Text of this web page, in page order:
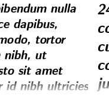
ridiculus mus. Nulla
a pharetra augue.
nulla
dapibus,
tortor
nibh, ut
sit amet
id nibh ultricies